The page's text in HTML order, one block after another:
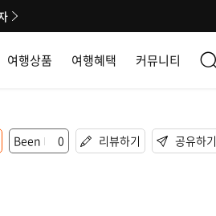
여행상품 여행혜택 커뮤니티
Been 0 리뷰하기 공유하기